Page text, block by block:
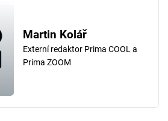
Martin Kolář
Externí redaktor Prima COOL a
Prima ZOOM